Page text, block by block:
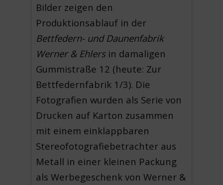
Bilder zeigen den
Produktionsablauf in der
Bettfedern- und Daunenfabrik
Werner & Ehlersin damaligen
Gummistraße 12 (heute: Zur
Bettfedernfabrik 1/3). Die
Fotografien wurden als Serie von
Drucken auf Karton zusammen
mit einem einklappbaren
Stereofotografiebetrachter aus
Metall in einer kleinen Packung
als Werbegeschenk von Werner &